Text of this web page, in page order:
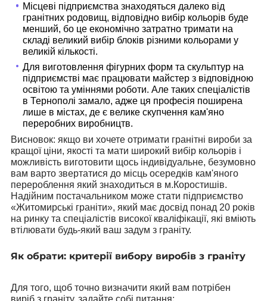
Місцеві підприємства знаходяться далеко від
гранітних родовищ, відповідно вибір кольорів буде
менший, бо це економічно затратно тримати на
складі великий вибір блоків різними кольорами у
великій кількості.
Для виготовлення фігурних форм та скульптур на
підприємстві має працювати майстер з відповідною
освітою та уміннями роботи. Але таких спеціалістів
в Тернополі замало, адже ця професія поширена
лише в містах, де є велике скупчення кам'яно
переробних виробництв.
Висновок: якщо ви хочете отримати гранітні вироби за
кращої ціни, якості та мати широкий вибір кольорів і
можливість виготовити щось індивідуальне, безумовно
вам варто звертатися до місць осередків кам'яного
перероблення який знаходиться в м.Коростишів.
Надійним постачальником може стати підприємство
«Житомирські граніти», який має досвід понад 20 років
на ринку та спеціалістів високої кваліфікації, які вміють
втілювати будь-який ваш задум з граніту.
Як обрати: критерії вибору виробів з граніту
Для того, щоб точно визначити який вам потрібен